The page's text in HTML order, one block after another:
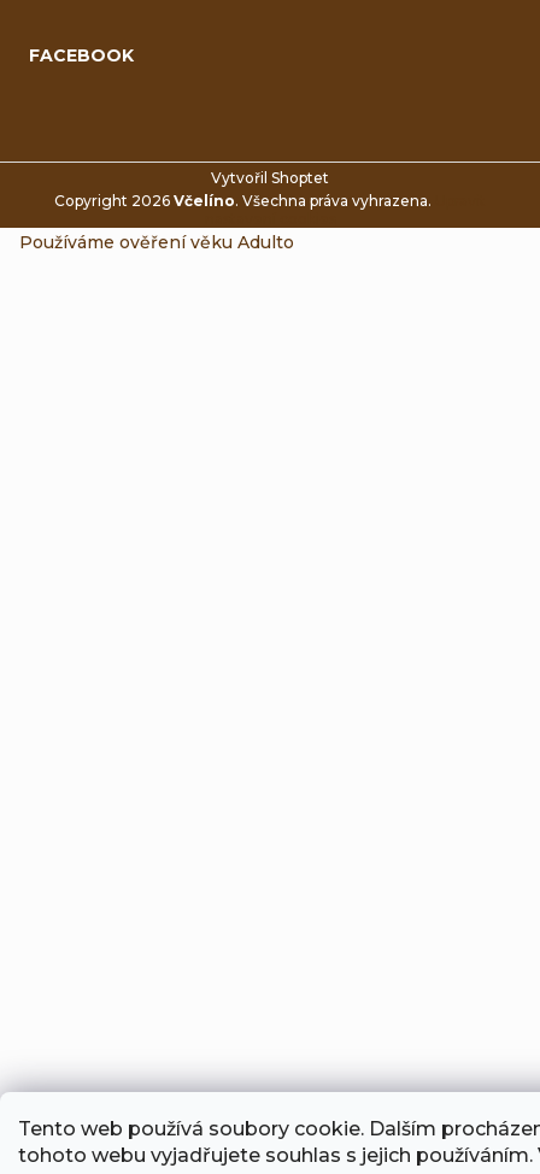
Tento web používá soubory cookie. Dalším
tohoto webu vyjadřujete souhlas s jejich používáním.
FACEBOOK
Vytvořil Shoptet
Copyright 2026 Včelíno. Všechna práva vyhrazena.
Používáme ověření věku Adulto